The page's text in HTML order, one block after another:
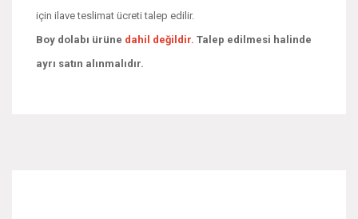
için ilave teslimat ücreti talep edilir.
Boy dolabı ürüne dahil değildir. Talep edilmesi halinde
ayrı satın alınmalıdır.